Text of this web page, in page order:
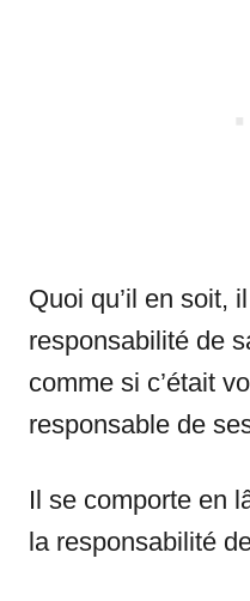
Quoi qu’il en soit,
responsabilité de
comme si c’était
responsable de
Il se comporte en
la responsabilité